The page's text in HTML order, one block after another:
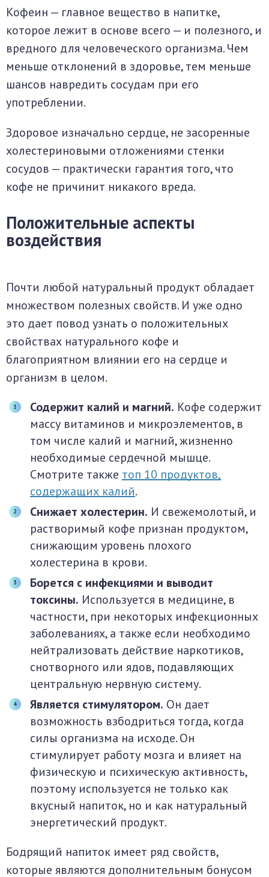
Кофеин — главное вещество в напитке,
которое лежит в основе всего — и полезного, и
вредного для человеческого организма. Чем
меньше отклонений в здоровье, тем меньше
шансов навредить сосудам при его
употреблении.
Здоровое изначально сердце, не засоренные
холестериновыми отложениями стенки
сосудов — практически гарантия того, что
кофе не причинит никакого вреда.
Положительные аспекты
воздействия
Почти любой натуральный продукт обладает
множеством полезных свойств. И уже одно
это дает повод узнать о положительных
свойствах натурального кофе и
благоприятном влиянии его на сердце и
организм в целом.
Содержит калий и магний. Кофе содержит
массу витаминов и микроэлементов, в
том числе калий и магний, жизненно
необходимые сердечной мышце.
Смотрите также топ 10 продуктов,
содержащих калий.
Снижает холестерин. И свежемолотый, и
растворимый кофе признан продуктом,
снижающим уровень плохого
холестерина в крови.
Борется с инфекциями и выводит
токсины. Используется в медицине, в
частности, при некоторых инфекционных
заболеваниях, а также если необходимо
нейтрализовать действие наркотиков,
снотворного или ядов, подавляющих
центральную нервную систему.
Является стимулятором. Он дает
возможность взбодриться тогда, когда
силы организма на исходе. Он
стимулирует работу мозга и влияет на
физическую и психическую активность,
поэтому используется не только как
вкусный напиток, но и как натуральный
энергетический продукт.
Бодрящий напиток имеет ряд свойств,
которые являются дополнительным бонусом